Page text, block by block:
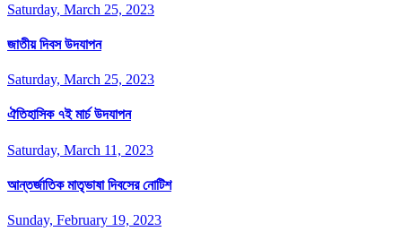
Saturday, March 25, 2023
জাতীয় দিবস উদযাপন
Saturday, March 25, 2023
ঐতিহাসিক ৭ই মার্চ উদযাপন
Saturday, March 11, 2023
আন্তর্জাতিক মাতৃভাষা দিবসের নোটিশ
Sunday, February 19, 2023